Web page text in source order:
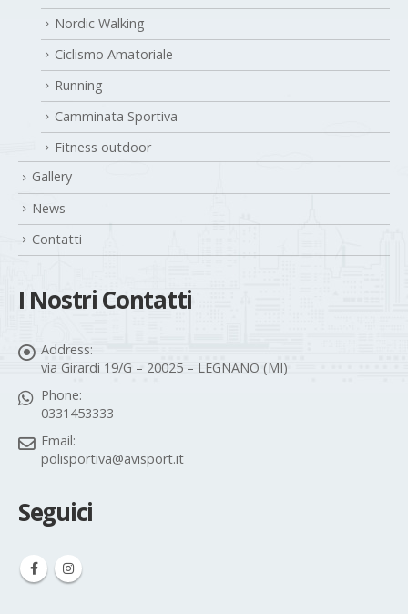
Nordic Walking
Ciclismo Amatoriale
Running
Camminata Sportiva
Fitness outdoor
Gallery
News
Contatti
I Nostri Contatti
Address:
via Girardi 19/G – 20025 – LEGNANO (MI)
Phone:
0331453333
Email:
polisportiva@avisport.it
Seguici